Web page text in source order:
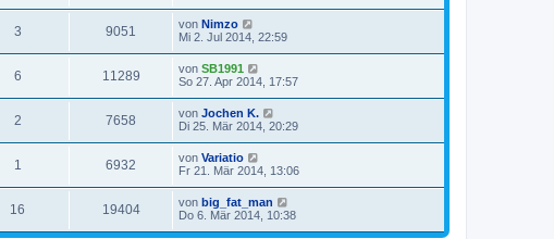
3 9051 von Nimzo
Mi 2. Jul 2014, 22:59
6 11289 von SB1991
So 27. Apr 2014, 17:57
2 7658 von Jochen K.
Di 25. Mär 2014, 20:29
1 6932 von Variatio
Fr 21. Mär 2014, 13:06
16 19404 von big_fat_man
Do 6. Mär 2014, 10:38